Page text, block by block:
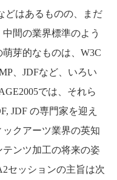
どはあるものの、まだ
間の業界標準のよう
芽的なものは、W3C
、JDFなど、いろい
では、それら
JDF の専門家を迎え
クアーツ業界の英知
ンツ加工の将来の姿
セッションの主旨は次